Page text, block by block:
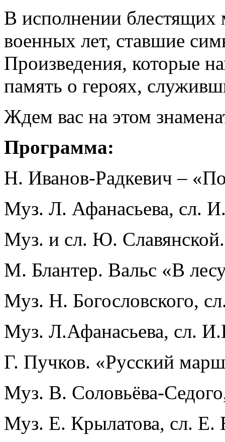
В исполнении блестящих
военных лет, ставшие
Произведения, которые
память о героях,
Ждем вас на этом
Программа:
Н. Иванов-Радкевич –
Муз. Л. Афанасьева, сл.
Муз. и сл. Ю.
М. Блантер. Вальс «В
Муз. Н. Богословского,
Муз. Л.Афанасьева, сл.
Г. Пучков. «Русский
Муз. В. Соловьёва-
Муз. Е. Крылатова, сл. Е.